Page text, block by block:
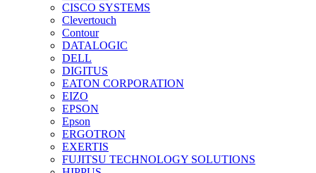
CISCO SYSTEMS
Clevertouch
Contour
DATALOGIC
DELL
DIGITUS
EATON CORPORATION
EIZO
EPSON
Epson
ERGOTRON
EXERTIS
FUJITSU TECHNOLOGY SOLUTIONS